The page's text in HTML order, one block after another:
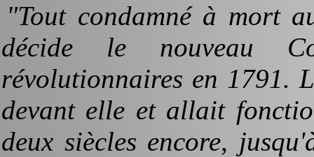
"Tout condamné à mort
décide le nouveau
révolutionnaires en 1791.
devant elle et allait
deux siècles encore,